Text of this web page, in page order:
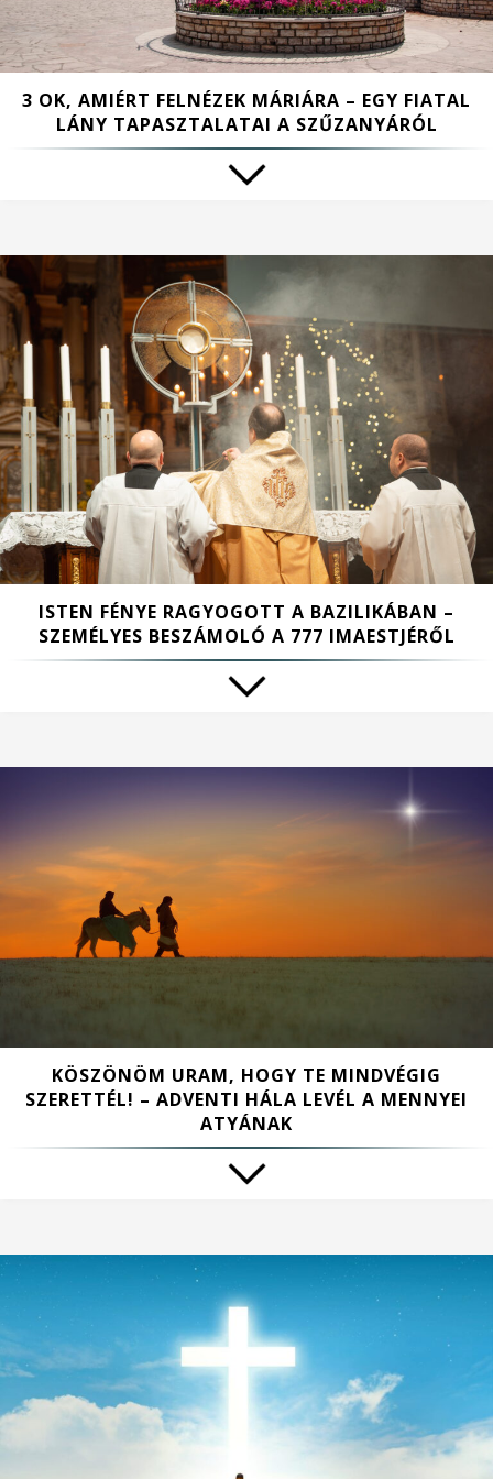
3 OK, AMIÉRT FELNÉZEK MÁRIÁRA – EGY FIATAL
LÁNY TAPASZTALATAI A SZŰZANYÁRÓL
ISTEN FÉNYE RAGYOGOTT A BAZILIKÁBAN –
SZEMÉLYES BESZÁMOLÓ A 777 IMAESTJÉRŐL
KÖSZÖNÖM URAM, HOGY TE MINDVÉGIG
SZERETTÉL! – ADVENTI HÁLA LEVÉL A MENNYEI
ATYÁNAK